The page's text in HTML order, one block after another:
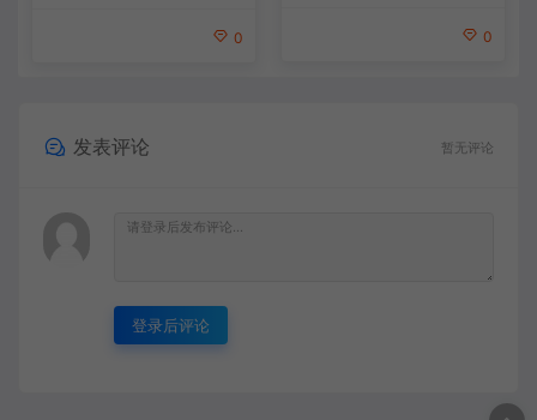
0 0
发表评论 暂无评论
登录后评论